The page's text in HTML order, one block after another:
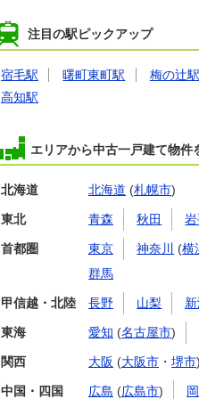
注目の駅ピックアップ
宿毛駅 曙町東町駅 梅の辻駅
高知駅
エリアから中古一戸建て物件
北海道 北海道 (札幌市)
東北 青森 秋田
首都圏 東京 神奈川 (横
群馬
甲信越・北陸 長野 山梨
東海 愛知 (名古屋市)
関西 大阪 (大阪市 ・ 堺市)
中国・四国 広島 (広島市)